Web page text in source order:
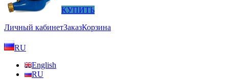
КУПИТЬ
Личный кабинетЗаказКорзина
RU
English
RU